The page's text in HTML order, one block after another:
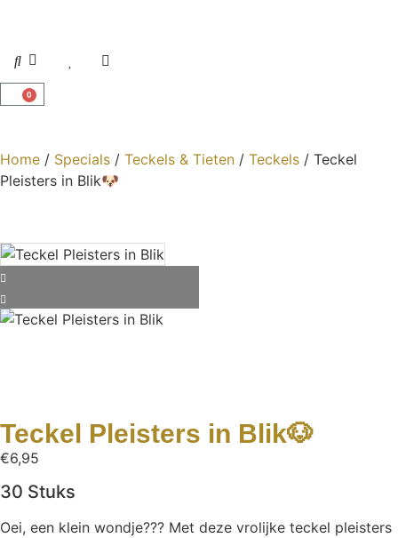
0
Home / Specials / Teckels & Tieten / Teckels / Teckel
Pleisters in Blik🐶
Teckel Pleisters in Blik🐶
€6,95
30 Stuks
Oei, een klein wondje??? Met deze vrolijke teckel pleisters